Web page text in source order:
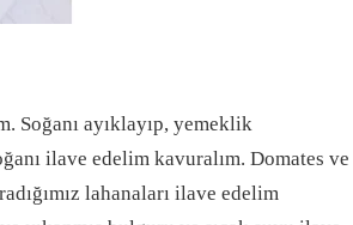
Soğanı ayıklayıp, yemeklik
ilave edelim kavuralım. Domates ve
lahanaları ilave edelim